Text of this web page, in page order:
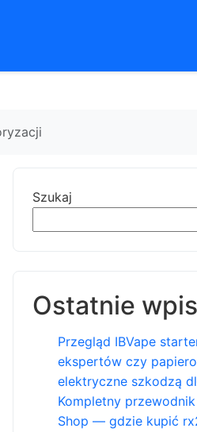
Szukaj
Ostatnie
Przegląd IBVape
ekspertów czy
elektryczne szkodzą
Kompletny
Shop — gdzie kupić